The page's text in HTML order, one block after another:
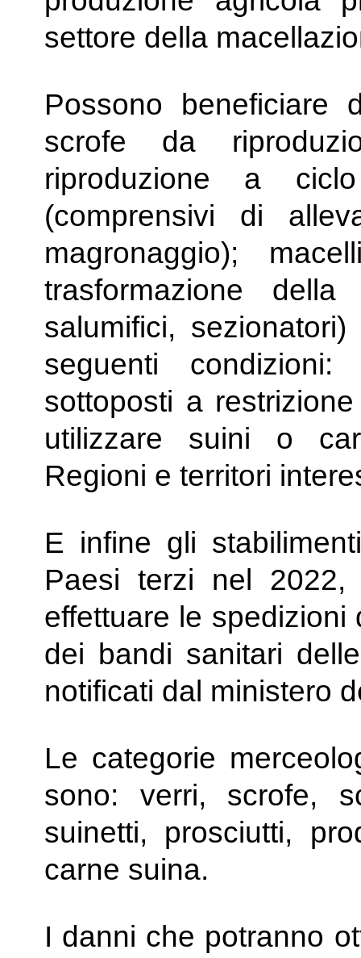
settore della
Possono beneficiare
scrofe da
riproduzione a
(comprensivi di
magronaggio);
trasformazione
salumifici,
seguenti
sottoposti a
utilizzare suini o
Regioni e territori
E infine gli
Paesi terzi nel
effettuare le
dei bandi sanitari
notificati dal ministero
Le categorie
sono: verri, scrofe,
suinetti, prosciutti,
carne suina.
I danni che potranno